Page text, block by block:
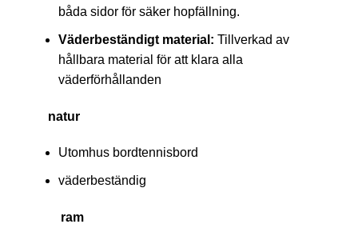
båda sidor för säker hopfällning.
Väderbeständigt material: Tillverkad av
hållbara material för att klara alla
väderförhållanden
natur
Utomhus bordtennisbord
väderbeständig
ram